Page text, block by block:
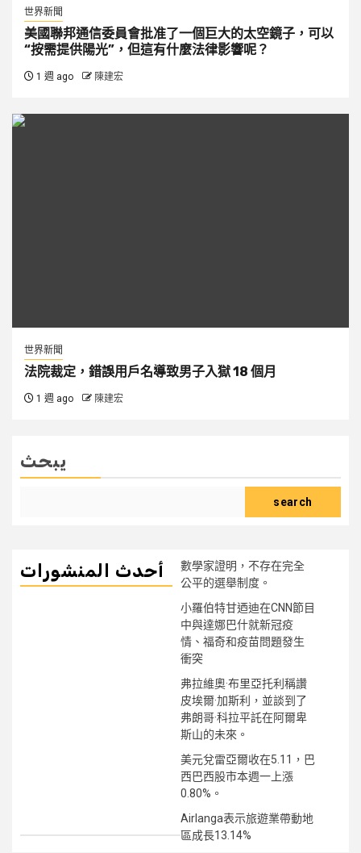
世界新聞
美國聯邦通信委員會批准了一個巨大的太空鏡子，可以
“按需提供陽光”，但這有什麼法律影響呢？
1 週 ago 陳建宏
世界新聞
法院裁定，錯誤用戶名導致男子入獄 18 個月
1 週 ago 陳建宏
يبحث
search
أحدث المنشورات
數學家證明，不存在完全
公平的選舉制度。
小羅伯特甘迺迪在CNN節目
中與達娜巴什就新冠疫
情、福奇和疫苗問題發生
衝突
弗拉維奧·布里亞托利稱讚
皮埃爾·加斯利，並談到了
弗朗哥·科拉平託在阿爾卑
斯山的未來。
美元兌雷亞爾收在5.11，巴
西巴西股市本週一上漲
0.80%。
Airlanga表示旅遊業帶動地
區成長13.14%